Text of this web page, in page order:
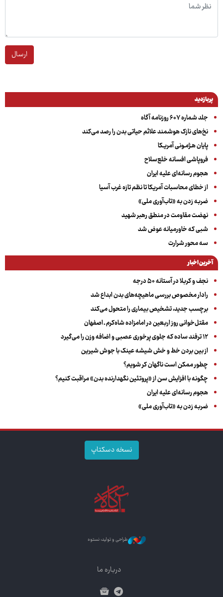
ارسال
پربازدید
جلد شماره ۶۰۷ روزنامه آگاه
نخ‌های نازک هوشمند علائم حیاتی بدن را رصد می‌کند
پایان هـژمـونی آمریـکا
فروپاشی افسانه خلع‌سلاح
هجوم رسانه‌ای علیه ایران
از خطای محاسبات آمریکا تا نظم تازه غرب آسیا
ضربه زدن به «تاب‌آوری ملی»
نهضت مقاومت در منطق رهبر شهید
شبی که خاورمیانه عوض شد
سه‌ محور شرارت
آخرین اخبار
نجف و کربلا در آستانه ۵۰ درجه
رادار مخصوص بررسی ماهیچه‌های بدن ابداع شد
برچسب جدید، تشخیص بیماری را متحول می‌کند
مقتل‌خوانی روز اربعین در امامزاده شاه‌کرم ـ اصفهان
۱۲ ترفند ساده که جلوی پرخوری عصبی و اضافه ‌وزن را می‌گیرد
از بین بردن خط و خش شیشه عینک با جوش شیرین
چطور ممکن است ناگهان کر شویم؟
چگونه با افزایش سن از «پروتئین نگهدارنده بدن» مراقبت کنیم؟
هجوم رسانه‌ای علیه ایران
ضربه زدن به «تاب‌آوری ملی»
نسخه دسکتاپ
طراحی و تولید: نستوه
درباره ما